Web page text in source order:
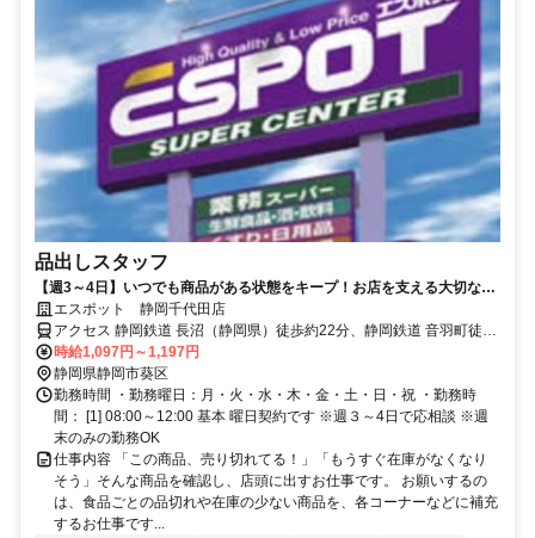
品出しスタッフ
【週3～4日】いつでも商品がある状態をキープ！お店を支える大切な業
務をおまかせします。
エスポット 静岡千代田店
アクセス 静岡鉄道 長沼（静岡県）徒歩約22分、静岡鉄道 音羽町徒歩
約23分、静岡鉄道 古庄徒歩約27分
時給1,097円～1,197円
静岡県静岡市葵区
勤務時間 ・勤務曜日：月・火・水・木・金・土・日・祝 ・勤務時
間： [1] 08:00～12:00 基本 曜日契約です ※週３～4日で応相談 ※週
末のみの勤務OK
仕事内容 「この商品、売り切れてる！」「もうすぐ在庫がなくなり
そう」そんな商品を確認し、店頭に出すお仕事です。 お願いするの
は、食品ごとの品切れや在庫の少ない商品を、各コーナーなどに補充
するお仕事です...